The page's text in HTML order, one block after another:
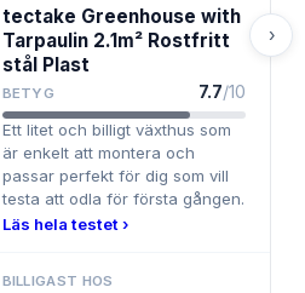
tectake Greenhouse with
Tarpaulin 2.1m² Rostfritt
stål Plast
BETYG 7.7/10
Ett litet och billigt växthus som
är enkelt att montera och
passar perfekt för dig som vill
testa att odla för första gången.
Läs hela testet ›
BILLIGAST HOS
›